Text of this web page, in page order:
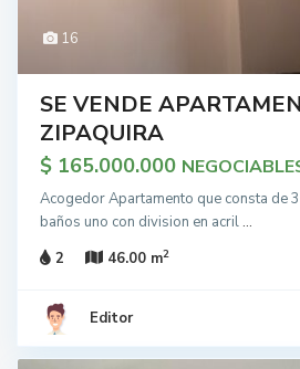
16
SE VENDE
ZIPAQUIRA
$ 165.000.000
Acogedor Apartamento que consta de
baños uno con division en acril...
2
46.00 m2
Editor